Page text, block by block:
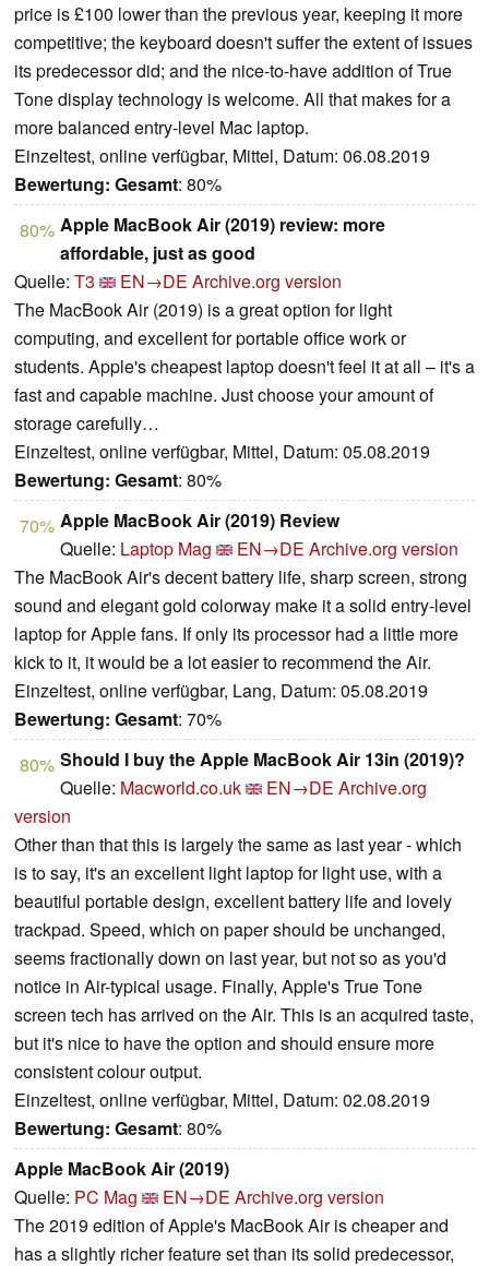
price is £100 lower than the previous year, keeping it more
competitive; the keyboard doesn't suffer the extent of issues
its predecessor did; and the nice-to-have addition of True
Tone display technology is welcome. All that makes for a
more balanced entry-level Mac laptop.
Einzeltest, online verfügbar, Mittel, Datum: 06.08.2019
Bewertung: Gesamt: 80%
80% Apple MacBook Air (2019) review: more
affordable, just as good
Quelle: T3 EN→DE Archive.org version
The MacBook Air (2019) is a great option for light
computing, and excellent for portable office work or
students. Apple's cheapest laptop doesn't feel it at all – it's a
fast and capable machine. Just choose your amount of
storage carefully…
Einzeltest, online verfügbar, Mittel, Datum: 05.08.2019
Bewertung: Gesamt: 80%
70% Apple MacBook Air (2019) Review
Quelle: Laptop Mag EN→DE Archive.org version
The MacBook Air's decent battery life, sharp screen, strong
sound and elegant gold colorway make it a solid entry-level
laptop for Apple fans. If only its processor had a little more
kick to it, it would be a lot easier to recommend the Air.
Einzeltest, online verfügbar, Lang, Datum: 05.08.2019
Bewertung: Gesamt: 70%
80% Should I buy the Apple MacBook Air 13in (2019)?
Quelle: Macworld.co.uk EN→DE Archive.org
version
Other than that this is largely the same as last year - which
is to say, it's an excellent light laptop for light use, with a
beautiful portable design, excellent battery life and lovely
trackpad. Speed, which on paper should be unchanged,
seems fractionally down on last year, but not so as you'd
notice in Air-typical usage. Finally, Apple's True Tone
screen tech has arrived on the Air. This is an acquired taste,
but it's nice to have the option and should ensure more
consistent colour output.
Einzeltest, online verfügbar, Mittel, Datum: 02.08.2019
Bewertung: Gesamt: 80%
Apple MacBook Air (2019)
Quelle: PC Mag EN→DE Archive.org version
The 2019 edition of Apple's MacBook Air is cheaper and
has a slightly richer feature set than its solid predecessor,